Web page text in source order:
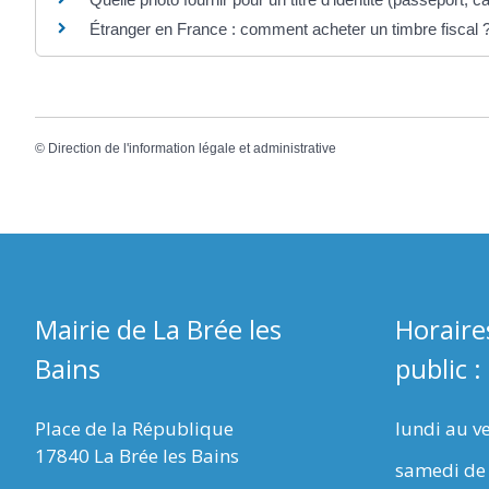
Étranger en France : comment acheter un timbre fiscal
© Direction de l'information légale et administrative
Mairie de La Brée les
Bains
Place de la République
17840 La Brée les Bains
public :
lundi au
samedi